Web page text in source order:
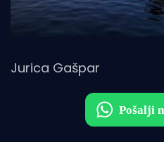
Jurica Gašpar